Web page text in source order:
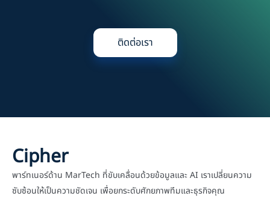
ติดต่อเรา
Cipher
พาร์ทเนอร์ด้าน MarTech ที่ขับเคลื่อนด้วยข้อมูลและ AI เราเปลี่ยนความ
ซับซ้อนให้เป็นความชัดเจน เพื่อยกระดับศักยภาพทีมและธุรกิจคุณ